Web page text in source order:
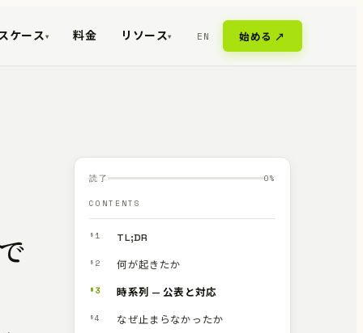
ケース ▾ 料金 リソース▾ EN 始める ↗
読了 0%
CONTENTS
§1 TL;DR
§2 何が起きたか
§3 時系列 — 公表と対応
§4 なぜ止まらなかったか